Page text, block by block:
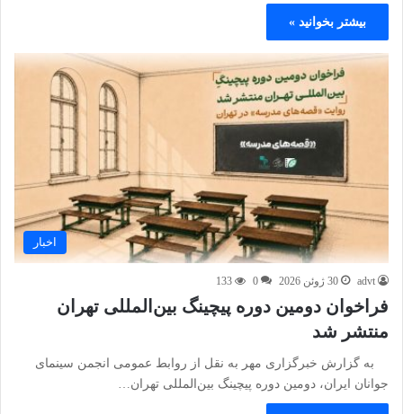
بیشتر بخوانید »
اخبار
advt 30 ژوئن 2026 0
133
فراخوان دومین دوره پیچینگ بین‌المللی تهران
منتشر شد
به گزارش خبرگزاری مهر به نقل از روابط عمومی انجمن سینمای
جوانان ایران، دومین دوره پیچینگ بین‌المللی تهران…